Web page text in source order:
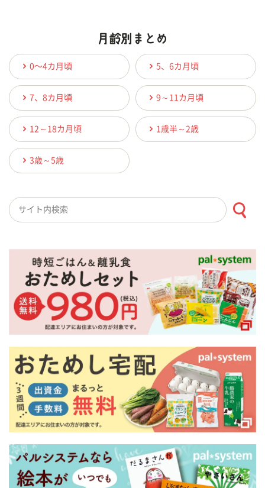
0〜4カ月頃 5、6カ月頃
7、8カ月頃 9～11カ月頃
12～18カ月頃 1歳半～2歳
3歳～5歳
検索キーワード入力